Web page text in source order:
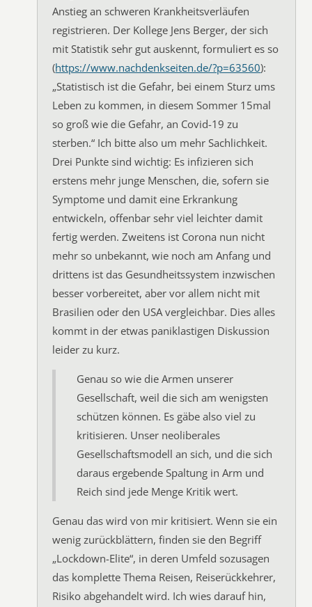
Anstieg an schweren Krankheitsverläufen
registrieren. Der Kollege Jens Berger, der sich
mit Statistik sehr gut auskennt, formuliert es so
(https://www.nachdenkseiten.de/?p=63560):
„Statistisch ist die Gefahr, bei einem Sturz ums
Leben zu kommen, in diesem Sommer 15mal
so groß wie die Gefahr, an Covid-19 zu
sterben.“ Ich bitte also um mehr Sachlichkeit.
Drei Punkte sind wichtig: Es infizieren sich
erstens mehr junge Menschen, die, sofern sie
Symptome und damit eine Erkrankung
entwickeln, offenbar sehr viel leichter damit
fertig werden. Zweitens ist Corona nun nicht
mehr so unbekannt, wie noch am Anfang und
drittens ist das Gesundheitssystem inzwischen
besser vorbereitet, aber vor allem nicht mit
Brasilien oder den USA vergleichbar. Dies alles
kommt in der etwas paniklastigen Diskussion
leider zu kurz.
Genau so wie die Armen unserer
Gesellschaft, weil die sich am wenigsten
schützen können. Es gäbe also viel zu
kritisieren. Unser neoliberales
Gesellschaftsmodell an sich, und die sich
daraus ergebende Spaltung in Arm und
Reich sind jede Menge Kritik wert.
Genau das wird von mir kritisiert. Wenn sie ein
wenig zurückblättern, finden sie den Begriff
„Lockdown-Elite“, in deren Umfeld sozusagen
das komplette Thema Reisen, Reiserückkehrer,
Risiko abgehandelt wird. Ich wies darauf hin,